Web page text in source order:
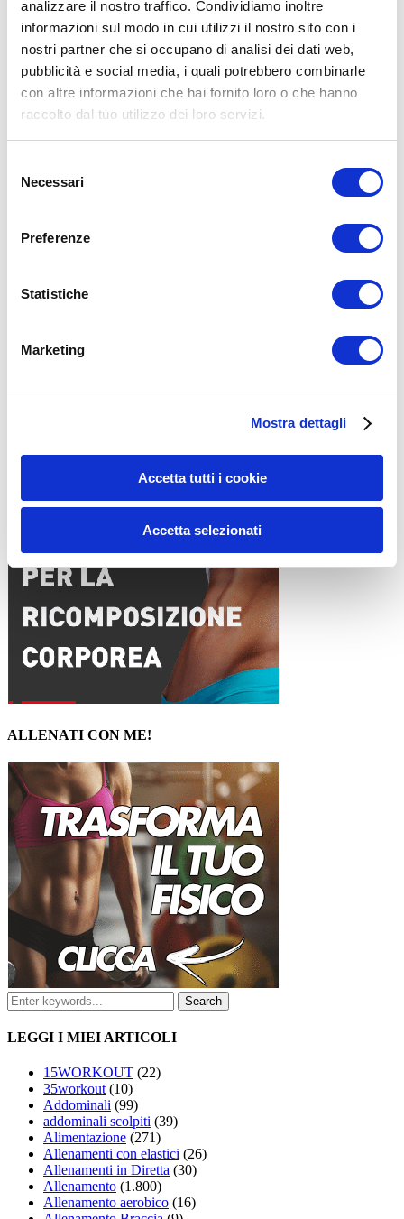
analizzare il nostro traffico. Condividiamo inoltre
informazioni sul modo in cui utilizzi il nostro sito con i
nostri partner che si occupano di analisi dei dati web,
pubblicità e social media, i quali potrebbero combinarle
con altre informazioni che hai fornito loro o che hanno
raccolto dal tuo utilizzo dei loro servizi.
delNecessari
Preferenze
Statistiche
Marketing
Mostra dettagli
Accetta tutti i cookie
Accetta selezionati
X
Facebook
Allenamento Calisthenics Corpo Libero
addominaliallenamentomiletto
Email*
ALLENATI CON ME!
LEGGI I MIEI ARTICOLI
15WORKOUT (22)
35workout (10)
Addominali (99)
addominali scolpiti (39)
Alimentazione (271)
Allenamenti con elastici (26)
Allenamenti in Diretta (30)
Allenamento (1.800)
Allenamento aerobico (16)